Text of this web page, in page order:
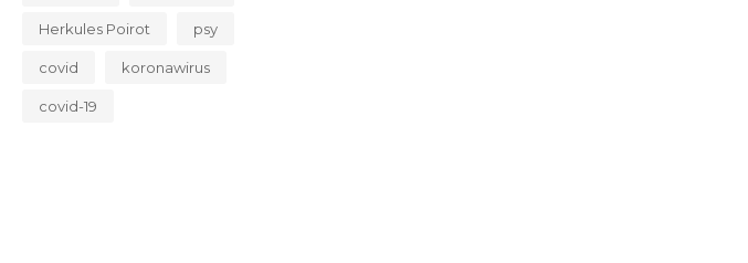
Herkules Poirot psy
covid koronawirus
covid-19